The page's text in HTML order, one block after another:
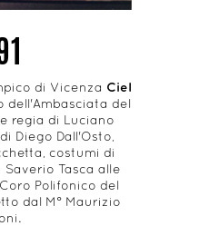
di Vicenza Ciel
dell'Ambasciata del
regia di Luciano
Diego Dall'Osto,
costumi di
Tasca alle
Polifonico del
dal M° Maurizio